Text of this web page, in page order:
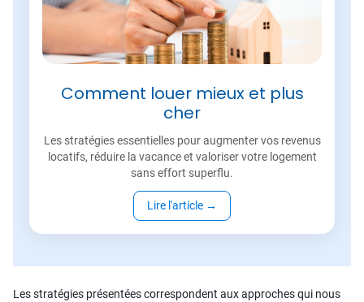
Comment louer mieux et plus
cher
Les stratégies essentielles pour augmenter vos revenus
locatifs, réduire la vacance et valoriser votre logement
sans effort superflu.
Lire l'article →
Les stratégies présentées correspondent aux approches qui nous